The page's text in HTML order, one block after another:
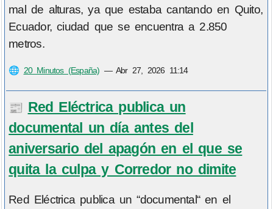
mal de alturas, ya que estaba cantando en Quito,
Ecuador, ciudad que se encuentra a 2.850
metros.
🌐 20 Minutos (España) —Abr 27, 2026 11:14
📰 Red Eléctrica publica un
documental un día antes del
aniversario del apagón en el que se
quita la culpa y Corredor no dimite
Red Eléctrica publica un “documental“ en el